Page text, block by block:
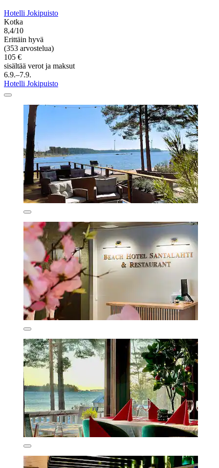
Hotelli Jokipuisto
Kotka
8,4/10
Erittäin hyvä
(353 arvostelua)
105 €
sisältää verot ja maksut
6.9.–7.9.
Hotelli Jokipuisto